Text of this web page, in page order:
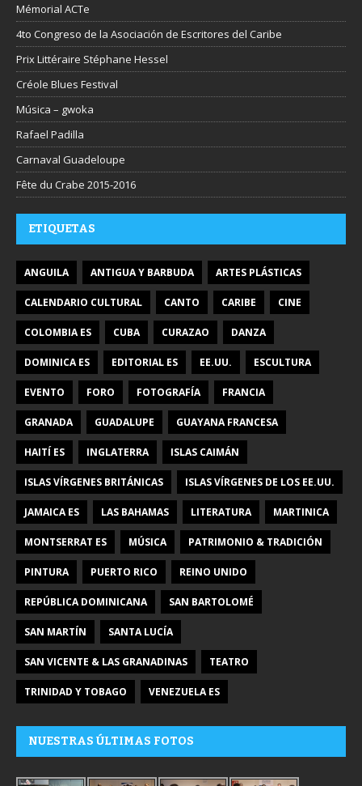
Mémorial ACTe
4to Congreso de la Asociación de Escritores del Caribe
Prix Littéraire Stéphane Hessel
Créole Blues Festival
Música – gwoka
Rafael Padilla
Carnaval Guadeloupe
Fête du Crabe 2015-2016
ETIQUETAS
ANGUILA ANTIGUA Y BARBUDA ARTES PLÁSTICAS
CALENDARIO CULTURAL CANTO CARIBE CINE
COLOMBIA ES CUBA CURAZAO DANZA
DOMINICA ES EDITORIAL ES EE.UU. ESCULTURA
EVENTO FORO FOTOGRAFÍA FRANCIA
GRANADA GUADALUPE GUAYANA FRANCESA
HAITÍ ES INGLATERRA ISLAS CAIMÁN
ISLAS VÍRGENES BRITÁNICAS ISLAS VÍRGENES DE LOS EE.UU.
JAMAICA ES LAS BAHAMAS LITERATURA MARTINICA
MONTSERRAT ES MÚSICA PATRIMONIO & TRADICIÓN
PINTURA PUERTO RICO REINO UNIDO
REPÚBLICA DOMINICANA SAN BARTOLOMÉ
SAN MARTÍN SANTA LUCÍA
SAN VICENTE & LAS GRANADINAS TEATRO
TRINIDAD Y TOBAGO VENEZUELA ES
NUESTRAS ÚLTIMAS FOTOS